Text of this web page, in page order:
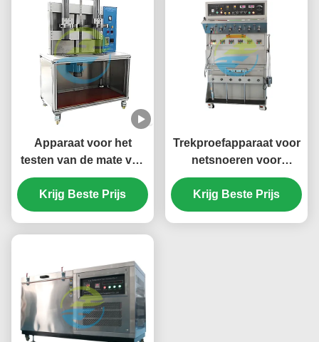
Apparaat voor het
testen van de mate van
beschadiging van
elektrische kabels voor
geleiderintegriteit &
Krijg Beste Prijs
Trekproefapparaat voor
netsnoeren voor
treksterkte, flexibiliteit
en
veiligheidsconformiteit
Krijg Beste Prijs